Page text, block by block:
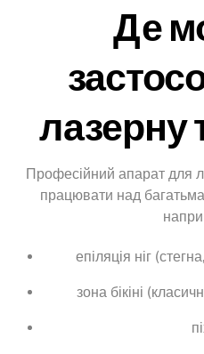
Де
лазерну
Професійний апарат для
працювати над
епіляція ніг
зона бікіні